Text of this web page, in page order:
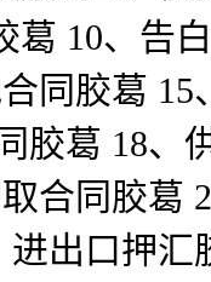
10、告
同胶葛
胶葛 18、
合同胶葛
出口押